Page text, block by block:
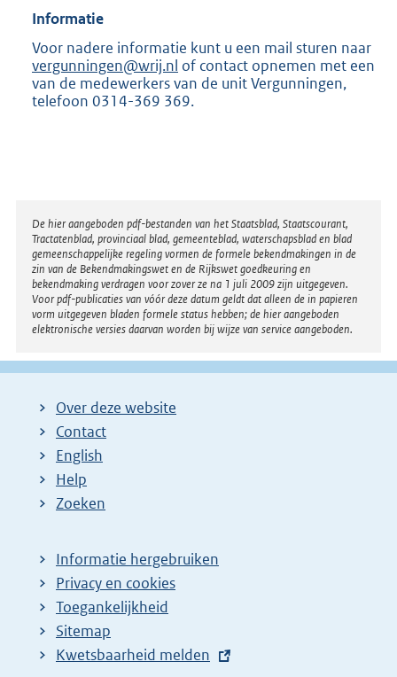
Informatie
Voor nadere informatie kunt u een mail sturen naar
vergunningen@wrij.nl of contact opnemen met een
van de medewerkers van de unit Vergunningen,
telefoon 0314-369 369.
Disclaimer
De hier aangeboden pdf-bestanden van het Staatsblad, Staatscourant,
Tractatenblad, provinciaal blad, gemeenteblad, waterschapsblad en blad
gemeenschappelijke regeling vormen de formele bekendmakingen in de
zin van de Bekendmakingswet en de Rijkswet goedkeuring en
bekendmaking verdragen voor zover ze na 1 juli 2009 zijn uitgegeven.
Voor pdf-publicaties van vóór deze datum geldt dat alleen de in papieren
vorm uitgegeven bladen formele status hebben; de hier aangeboden
elektronische versies daarvan worden bij wijze van service aangeboden.
Over deze website
Contact
English
Help
Zoeken
Informatie hergebruiken
Privacy en cookies
Toegankelijkheid
Sitemap
E
Kwetsbaarheid melden